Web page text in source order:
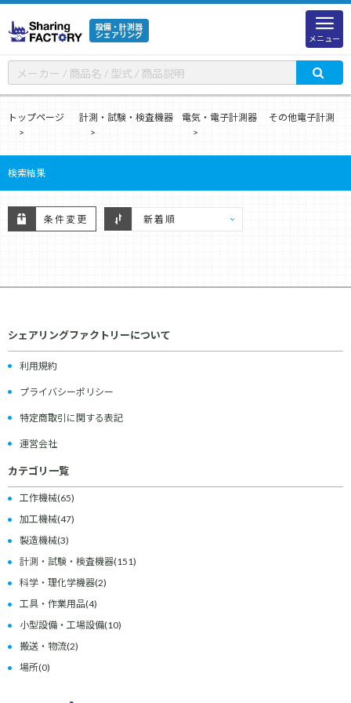
設備・計測器
シェアリング
メニュー
トップページ 計測・試験・検査機器 電気・電子計測器 その他電子計測
検索結果
条件変更
シェアリングファクトリーについて
利用規約
プライバシーポリシー
特定商取引に関する表記
運営会社
カテゴリ一覧
工作機械(65)
加工機械(47)
製造機械(3)
計測・試験・検査機器(151)
科学・理化学機器(2)
工具・作業用品(4)
小型設備・工場設備(10)
搬送・物流(2)
場所(0)